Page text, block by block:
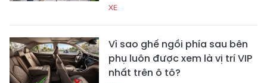
XE
Vì sao ghế ngồi phía sau bên
phụ luôn được xem là vị trí VIP
nhất trên ô tô?